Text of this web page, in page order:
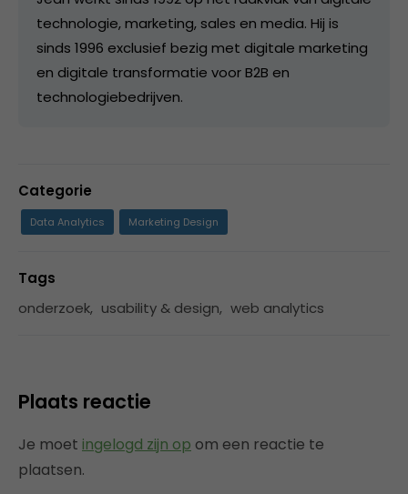
technologie, marketing, sales en media. Hij is
sinds 1996 exclusief bezig met digitale marketing
en digitale transformatie voor B2B en
technologiebedrijven.
Categorie
Data Analytics Marketing Design
Tags
onderzoek, usability & design, web analytics
Plaats reactie
Je moet ingelogd zijn op om een reactie te
plaatsen.